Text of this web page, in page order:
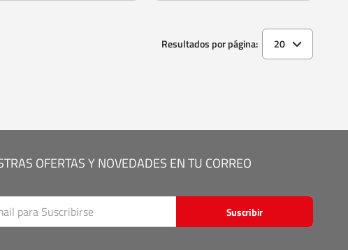
Resultados por página: 20
OFERTAS Y NOVEDADES EN TU CORREO
Suscribir